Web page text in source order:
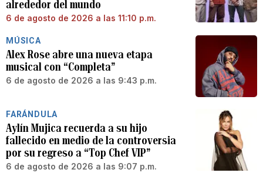
alrededor del mundo
6 de agosto de 2026 a las 11:10 p.m.
MÚSICA
Alex Rose abre una nueva etapa
musical con “Completa”
6 de agosto de 2026 a las 9:43 p.m.
FARÁNDULA
Aylín Mujica recuerda a su hijo
fallecido en medio de la controversia
por su regreso a “Top Chef VIP”
6 de agosto de 2026 a las 9:07 p.m.